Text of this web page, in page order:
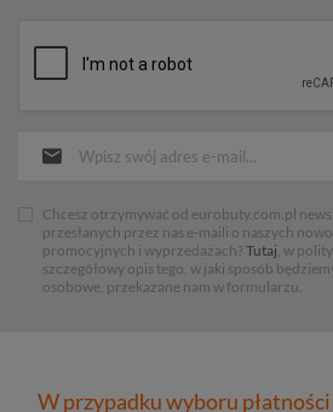
Chcesz otrzymywać od eurobuty.com.pl
przesłanych przez nas e-maili o naszych
promocyjnych i wyprzedażach? Tutaj , w
szczegółowy opis tego, w jaki sposób
osobowe, przekazane nam w formularzu.
W przypadku wyboru